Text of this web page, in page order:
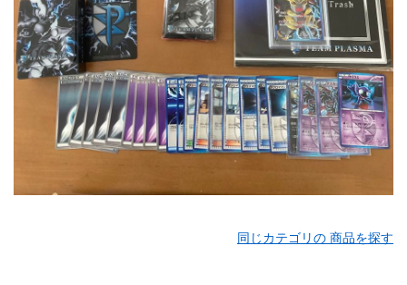
同じカテゴリの 商品を探す